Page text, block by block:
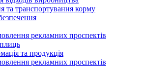
та транспортування корму
рекламних проспектів
та продукція
рекламних проспектів